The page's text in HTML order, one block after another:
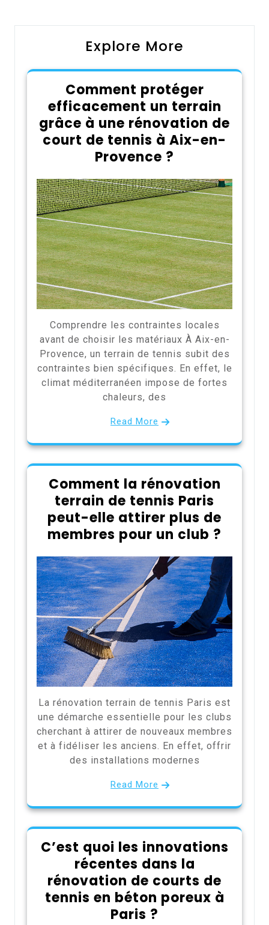
Explore More
Comment protéger
efficacement un terrain
grâce à une rénovation de
court de tennis à Aix-en-
Provence ?
Comprendre les contraintes locales
avant de choisir les matériaux À Aix-en-
Provence, un terrain de tennis subit des
contraintes bien spécifiques. En effet, le
climat méditerranéen impose de fortes
chaleurs, des
Read More
Comment la rénovation
terrain de tennis Paris
peut-elle attirer plus de
membres pour un club ?
La rénovation terrain de tennis Paris est
une démarche essentielle pour les clubs
cherchant à attirer de nouveaux membres
et à fidéliser les anciens. En effet, offrir
des installations modernes
Read More
C’est quoi les innovations
récentes dans la
rénovation de courts de
tennis en béton poreux à
Paris ?